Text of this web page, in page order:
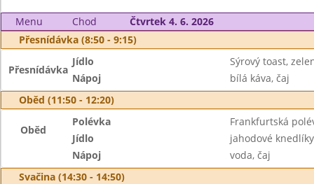
Menu Chod
Čtvrtek 4. 6. 2026
Přesnídávka (8:50 - 9:15)
Přesnídávka
Jídlo
Sýrový toast,
Nápoj
bílá káva, čaj
Oběd (11:50 - 12:20)
Oběd
Polévka
Frankfurtská
Jídlo
jahodové
Nápoj
voda, čaj
Svačina (14:30 - 14:50)